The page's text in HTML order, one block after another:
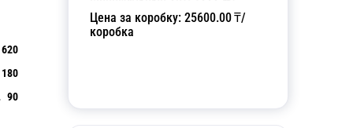
Цена за коробку: 25600.00₸/
коробка
620
180
90